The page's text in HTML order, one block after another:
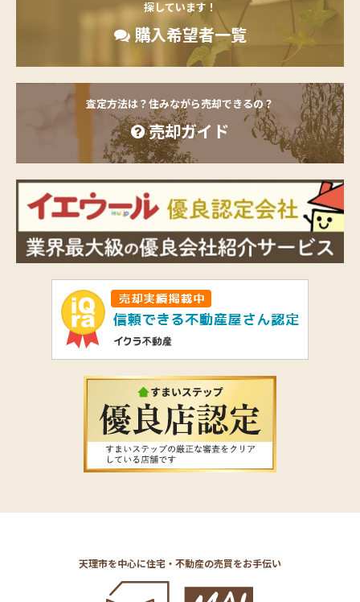
探しています！
購入希望者一覧
査定方法は？住みながら売却できるの？
売却ガイド
天理市を中心に住宅・不動産の売買をお手伝い